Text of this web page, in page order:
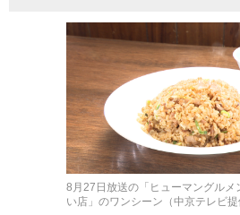
8月27日放送の「ヒューマングル
い店」のワンシーン（中京テレビ提